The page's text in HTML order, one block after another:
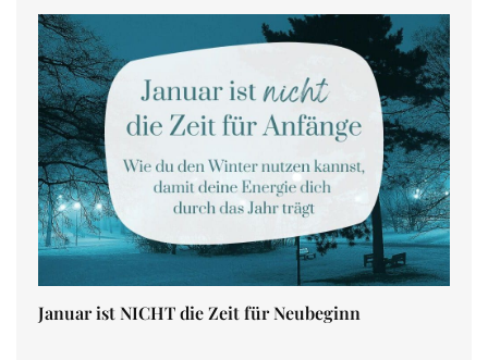
Januar ist NICHT die Zeit für Neubeginn